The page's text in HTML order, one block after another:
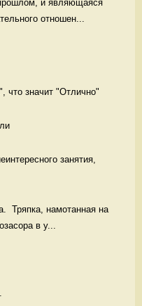
и являющаяся
отношен...
что значит "Отлично"
занятия,
Тряпка, намотанная на
в у...